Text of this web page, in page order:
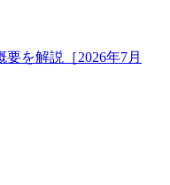
を解説［2026年7月